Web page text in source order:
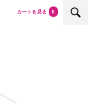
カートを見る 0